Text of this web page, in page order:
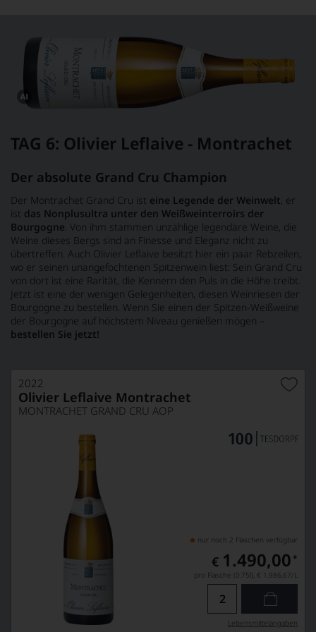
mithilfe
von
verändert.
TAG 6: Olivier Leflaive - Montrachet
Der absolute Grand Cru Champion
Der Montrachet Grand Cru ist eine Legende der Weinwelt , er
ist das Nonplusultra unter den Weißweinterroirs der
Bourgogne . Von ihm stammen unzählige legendäre Weine, die
Weine dieses Bergs sind an Finesse und Eleganz nicht zu
übertreffen. Auch Olivier Leflaive besitzt hier ein paar Rebzeilen,
wo er seinen unangefochtenen Spitzenwein liest: Sein Grand Cru
von dort ist eine Rarität, die Kennern den Puls in die Höhe treibt.
Jetzt ist eine der wenigen Gelegenheiten, diesen Weinriesen der
Bourgogne zu bestellen. Wenn Sie einen der Spitzen-Weißweine
der Bourgogne auf höchstem Niveau genießen mögen –
bestellen Sie jetzt!
2022
Olivier Leflaive Montrachet
MONTRACHET GRAND CRU AOP
nur noch 2 Flaschen verfügbar
€ 1.490,00 *
pro Flasche (0.75l), € 1.986,67/L
Lebensmittel­angaben